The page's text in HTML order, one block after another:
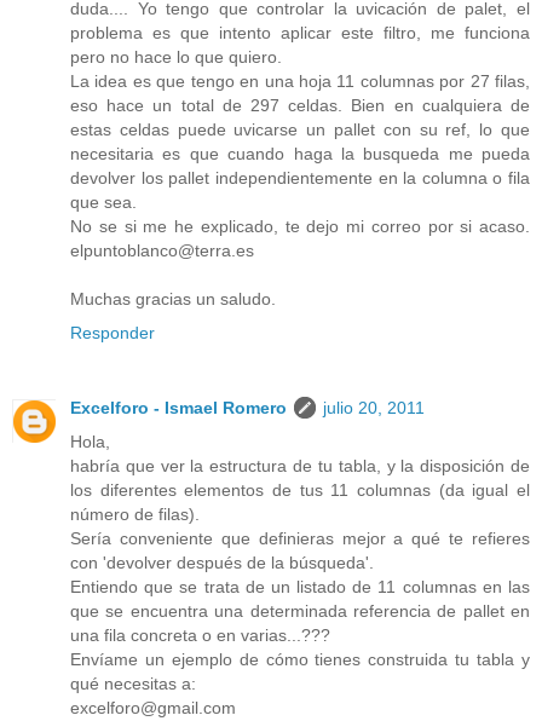
duda.... Yo tengo que controlar la uvicación de palet, el
problema es que intento aplicar este filtro, me funciona
pero no hace lo que quiero.
La idea es que tengo en una hoja 11 columnas por 27 filas,
eso hace un total de 297 celdas. Bien en cualquiera de
estas celdas puede uvicarse un pallet con su ref, lo que
necesitaria es que cuando haga la busqueda me pueda
devolver los pallet independientemente en la columna o fila
que sea.
No se si me he explicado, te dejo mi correo por si acaso.
elpuntoblanco@terra.es
Muchas gracias un saludo.
Responder
Excelforo - Ismael Romero
julio 20, 2011
Hola,
habría que ver la estructura de tu tabla, y la disposición de
los diferentes elementos de tus 11 columnas (da igual el
número de filas).
Sería conveniente que definieras mejor a qué te refieres
con 'devolver después de la búsqueda'.
Entiendo que se trata de un listado de 11 columnas en las
que se encuentra una determinada referencia de pallet en
una fila concreta o en varias...???
Envíame un ejemplo de cómo tienes construida tu tabla y
qué necesitas a:
excelforo@gmail.com